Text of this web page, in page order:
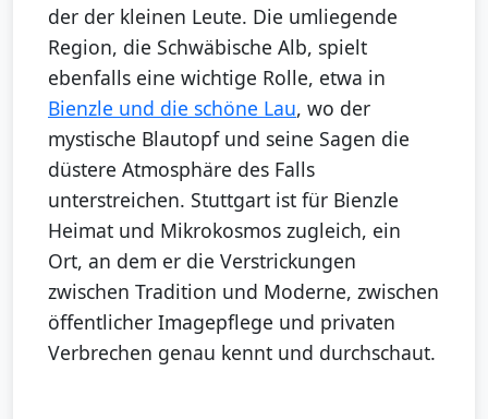
der der kleinen Leute. Die umliegende
Region, die Schwäbische Alb, spielt
ebenfalls eine wichtige Rolle, etwa in
Bienzle und die schöne Lau, wo der
mystische Blautopf und seine Sagen die
düstere Atmosphäre des Falls
unterstreichen. Stuttgart ist für Bienzle
Heimat und Mikrokosmos zugleich, ein
Ort, an dem er die Verstrickungen
zwischen Tradition und Moderne, zwischen
öffentlicher Imagepflege und privaten
Verbrechen genau kennt und durchschaut.